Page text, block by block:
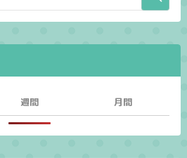
週間 月間